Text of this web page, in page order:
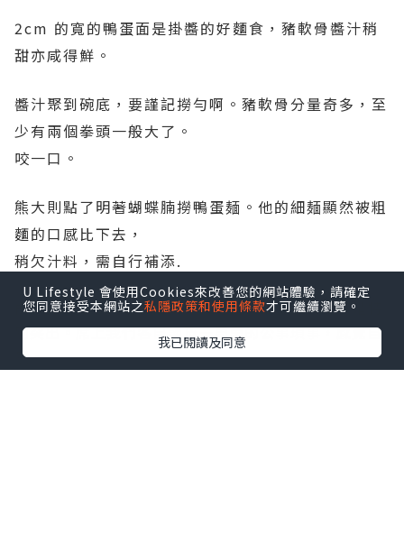
2cm 的寬的鴨蛋面是掛醬的好麵食，豬軟骨醬汁稍
甜亦咸得鮮。
U Lifestyle 會使用Cookies來改善您的網站體驗，請確定
您同意接受本網站之私隱政策和使用條款才可繼續瀏覽。
我已閱讀及同意